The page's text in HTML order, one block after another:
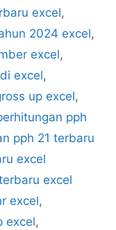
excel,
2024 excel,
excel,
excel,
up excel,
pph
pph 21 terbaru
excel
excel
excel,
excel,